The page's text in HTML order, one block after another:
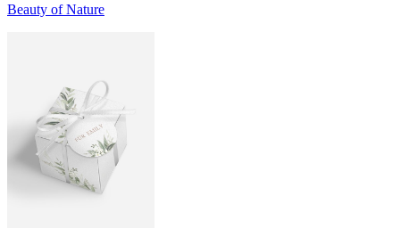
Beauty of Nature